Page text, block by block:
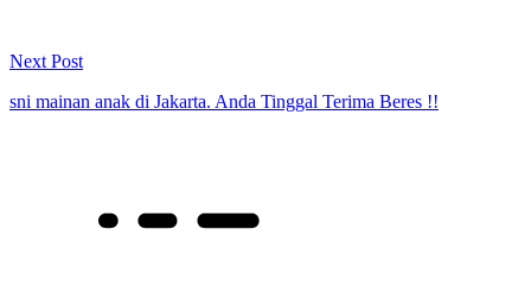
Next Post
sni mainan anak di Jakarta. Anda Tinggal Terima Beres !!